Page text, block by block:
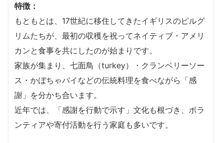
特徴：
もともとは、17世紀に移住してきたイギリスのピルグ
リムたちが、最初の収穫を祝ってネイティブ・アメリ
カンと食事を共にしたのが始まりです。
家族が集まり、七面鳥（turkey）・クランベリーソー
ス・かぼちゃパイなどの伝統料理を食べながら「感
謝」を分かち合います。
近年では、「感謝を行動で示す」文化も根づき、ボラ
ンティアや寄付活動を行う家庭も多いです。